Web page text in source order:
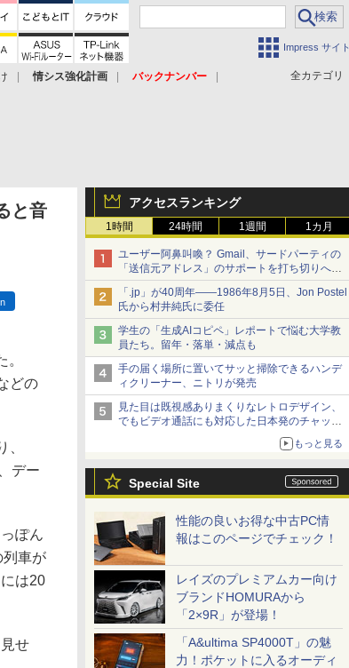
Impress サイト
全カテゴリ
情シス強化計画
バックナンバー
アクセスランキング
1時間 24時間 1週間 1カ月
ユーザー阿鼻叫喚？ Gmail、サードパーティの
「送信元アドレス」のサポートを打ち切りへ
【やじうまWatch】
「.jp」が40周年――1986年8月5日、Jon Postel
氏から村井純氏に委任
学生の「生成AIコピペ」レポートで悩む大学教
員たち。留年・落単・減点も
手の届く場所に置いてサッと掃除できるハンデ
ィクリーナー、ニトリが発売
見た目は既視感ありまくりなレトロデザイン、
でもビデオ通話にも対応した日本発のチャット
もっと見る
Special Site
性能の良いお得な中古PC情
報はこのページでチェック！
レイズのプレミアムカー向け
ブランドHOMURAから
「2×9R」が登場！
「A&ultima SP4000T」の魅
力！ポケットに入るオーディ
と音
どの
デー
ぽん
列車が
は20
せ